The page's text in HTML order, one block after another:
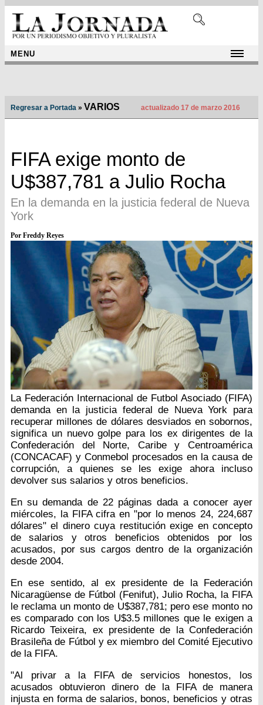
MENU
Regresar a Portada » VARIOS actualizado 17 de marzo 2016
FIFA exige monto de
U$387,781 a Julio Rocha
En la demanda en la justicia federal de Nueva
York
Por Freddy Reyes
La Federación Internacional de Futbol Asociado (FIFA)
demanda en la justicia federal de Nueva York para
recuperar millones de dólares desviados en sobornos,
significa un nuevo golpe para los ex dirigentes de la
Confederación del Norte, Caribe y Centroamérica
(CONCACAF) y Conmebol procesados en la causa de
corrupción, a quienes se les exige ahora incluso
devolver sus salarios y otros beneficios.
En su demanda de 22 páginas dada a conocer ayer
miércoles, la FIFA cifra en "por lo menos 24, 224,687
dólares" el dinero cuya restitución exige en concepto
de salarios y otros beneficios obtenidos por los
acusados, por sus cargos dentro de la organización
desde 2004.
En ese sentido, al ex presidente de la Federación
Nicaragüense de Fútbol (Fenifut), Julio Rocha, la FIFA
le reclama un monto de U$387,781; pero ese monto no
es comparado con los U$3.5 millones que le exigen a
Ricardo Teixeira, ex presidente de la Confederación
Brasileña de Fútbol y ex miembro del Comité Ejecutivo
de la FIFA.
"Al privar a la FIFA de servicios honestos, los
acusados obtuvieron dinero de la FIFA de manera
injusta en forma de salarios, bonos, beneficios y otras